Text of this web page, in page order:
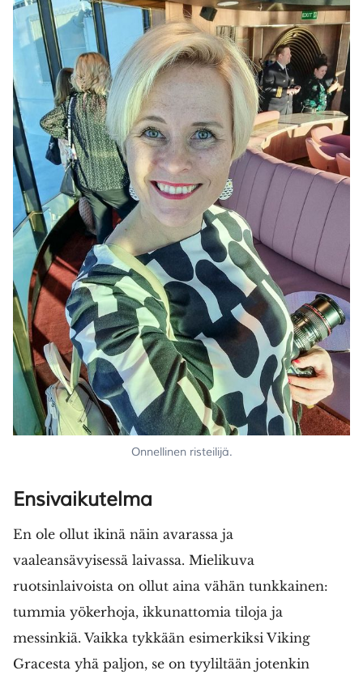
Onnellinen risteilijä.
Ensivaikutelma
En ole ollut ikinä näin avarassa ja
vaaleansävyisessä laivassa. Mielikuva
ruotsinlaivoista on ollut aina vähän tunkkainen:
tummia yökerhoja, ikkunattomia tiloja ja
messinkiä. Vaikka tykkään esimerkiksi Viking
Gracesta yhä paljon, se on tyyliltään jotenkin